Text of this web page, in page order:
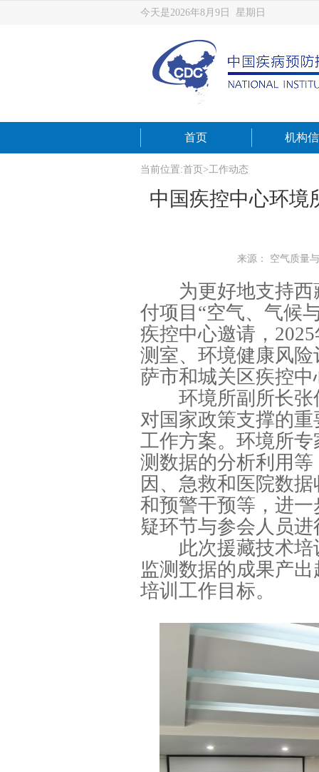
今天是2026年8月9日 星期日
首页 机构
当前位置:首页 >工作动态
中国疾控中心环境
来源： 空气质量
为更好地支持西
付项目“空气、气候
疾控中心邀请，
测室、环境健康风
萨市和城关区疾控
环境所副所长张
对国家政策支撑的
工作方案。环境所
测数据的分析利用
因、急救和医院数
和预警干预等，进
疑环节与参会人员
此次援藏技术培
监测数据的成果产
培训工作目标。